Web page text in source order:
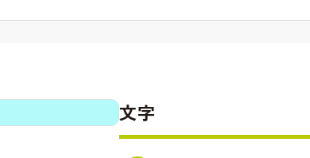
文字